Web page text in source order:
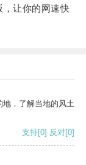
让你的网速快
地，了解当地的风土
支持[0] 反对[0]